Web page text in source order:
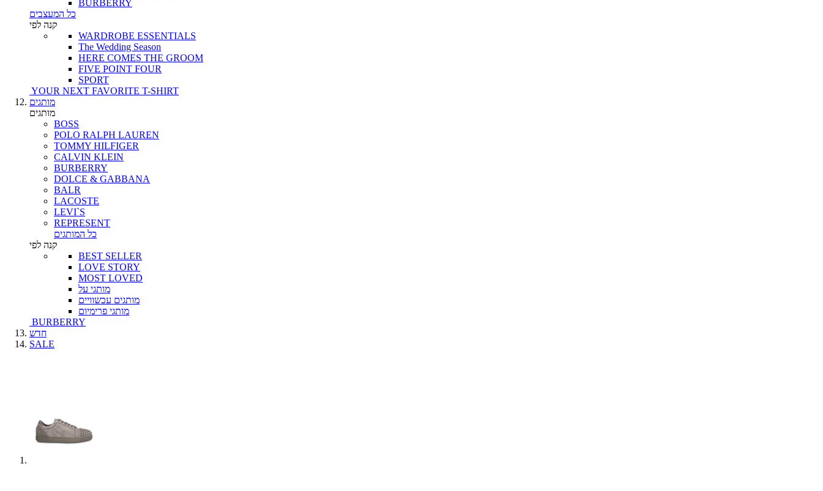
BURBERRY
כל המעצבים
קנה לפי
WARDROBE ESSENTIALS
The Wedding Season
HERE COMES THE GROOM
FIVE POINT FOUR
SPORT
YOUR NEXT FAVORITE T-SHIRT
מותגים
מותגים
BOSS
POLO RALPH LAUREN
TOMMY HILFIGER
CALVIN KLEIN
BURBERRY
DOLCE & GABBANA
BALR
LACOSTE
LEVI`S
REPRESENT
כל המותגים
קנה לפי
BEST SELLER
LOVE STORY
MOST LOVED
מותגי על
מותגים עכשוויים
מותגי פרימיום
BURBERRY
חדש
SALE